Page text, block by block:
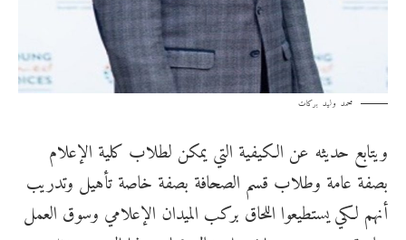
محمد وليد بركات
ويتابع حديثه عن الكيفية التي يمكن لطلاب كلية الإعلام
بصفة عامة وطلاب قسم الصحافة بصفة خاصة تأهيل وتدريب
أنهم لكي يستطيعوا اللحاق بركب الميدان الإعلامي وسوق العمل